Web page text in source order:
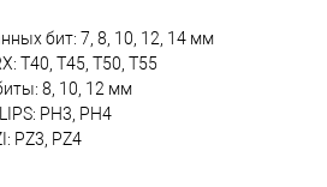
бит: 7, 8, 10, 12, 14 мм
Т40, Т45, Т50, Т55
8, 10, 12 мм
PH3, PH4
PZ3, PZ4